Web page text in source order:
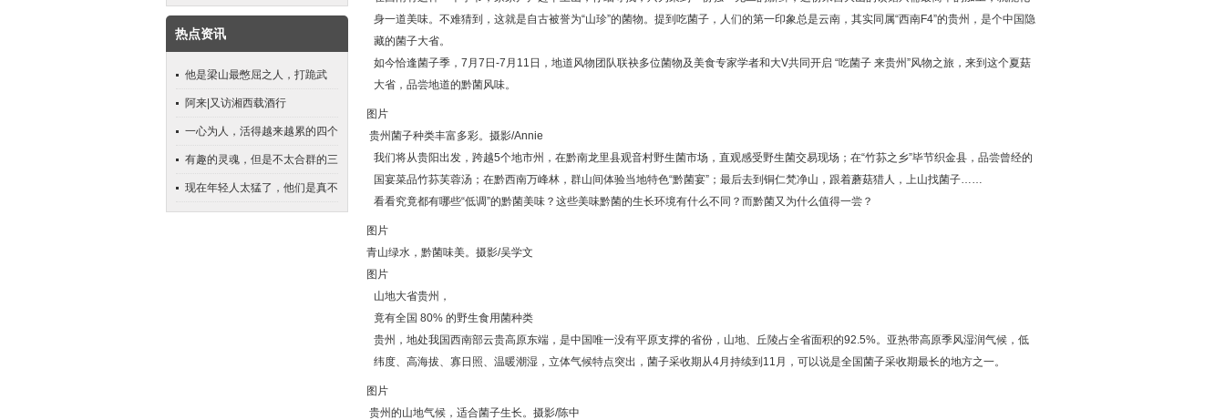
热点资讯
他是梁山最憋屈之人，打跪武
松，打哭宋江，却连72地煞都
排不进
阿来|又访湘西载酒行
一心为人，活得越来越累的四个
星座女
有趣的灵魂，但是不太合群的三
个星座
现在年轻人太猛了，他们是真不
买房子了
身一道美味。不难猜到，这就是自古被誉为“山珍”的菌物。提到吃菌子，人们的第一印象总是云南，其实同属“西南F4”的贵州，是个中国隐
藏的菌子大省。
如今恰逢菌子季，7月7日-7月11日，地道风物团队联袂多位菌物及美食专家学者和大V共同开启 “吃菌子 来贵州”风物之旅，来到这个夏菇
大省，品尝地道的黔菌风味。
图片
贵州菌子种类丰富多彩。摄影/Annie
我们将从贵阳出发，跨越5个地市州，在黔南龙里县观音村野生菌市场，直观感受野生菌交易现场；在“竹荪之乡”毕节织金县，品尝曾经的
国宴菜品竹荪芙蓉汤；在黔西南万峰林，群山间体验当地特色“黔菌宴”；最后去到铜仁梵净山，跟着蘑菇猎人，上山找菌子……
看看究竟都有哪些“低调”的黔菌美味？这些美味黔菌的生长环境有什么不同？而黔菌又为什么值得一尝？
图片
青山绿水，黔菌味美。摄影/吴学文
图片
山地大省贵州，
竟有全国 80% 的野生食用菌种类
贵州，地处我国西南部云贵高原东端，是中国唯一没有平原支撑的省份，山地、丘陵占全省面积的92.5%。亚热带高原季风湿润气候，低
纬度、高海拔、寡日照、温暖潮湿，立体气候特点突出，菌子采收期从4月持续到11月，可以说是全国菌子采收期最长的地方之一。
图片
贵州的山地气候，适合菌子生长。摄影/陈中